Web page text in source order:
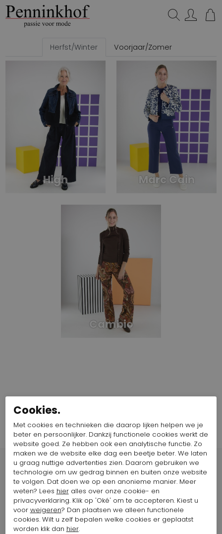
Herfst/Winter Voorjaar/Zomer
High Marc Cain
Cambio
Winkels
Arnhem
Cookies.
Met cookies en technieken die daarop lijken helpen we je
beter en persoonlijker. Dankzij functionele cookies werkt de
website goed. Ze hebben ook een analytische functie. Zo
maken we de website elke dag een beetje beter. We laten
u graag nuttige advertenties zien. Daarom gebruiken we
technologie om uw gedrag binnen en buiten onze website
te volgen. Dat doen we op een anonieme manier. Meer
weten? Lees hieralles over onze cookie- en
privacyverklaring. Klik op 'Oké' om te accepteren. Kiest u
voor weigeren? Dan plaatsen we alleen functionele
cookies. Wilt u zelf bepalen welke cookies er geplaatst
worden klik dan hier.